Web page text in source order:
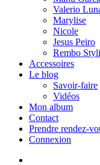
Valerio
Marylise
Nicole
Jesus Peiro
Rembo
Accessoires
Le blog
Savoir-faire
Vidéos
Mon album
Contact
Prendre rendez-
Connexion